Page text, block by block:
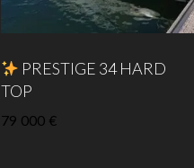
PRESTIGE 34 HARD
TOP
79 000 €